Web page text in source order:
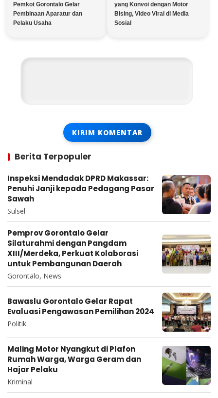
Pemkot Gorontalo Gelar
Pembinaan Aparatur dan
Pelaku Usaha
yang Konvoi dengan Motor
Bising, Video Viral di Media
Sosial
Berita Terpopuler
Inspeksi Mendadak DPRD Makassar:
Penuhi Janji kepada Pedagang Pasar
Sawah
Sulsel
Pemprov Gorontalo Gelar
Silaturahmi dengan Pangdam
XIII/Merdeka, Perkuat Kolaborasi
untuk Pembangunan Daerah
Gorontalo, News
Bawaslu Gorontalo Gelar Rapat
Evaluasi Pengawasan Pemilihan 2024
Politik
Maling Motor Nyangkut di Plafon
Rumah Warga, Warga Geram dan
Hajar Pelaku
Kriminal